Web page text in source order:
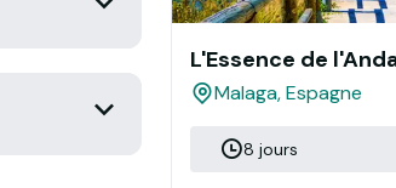
L'Essence de
Malaga, Espagne
8 jours